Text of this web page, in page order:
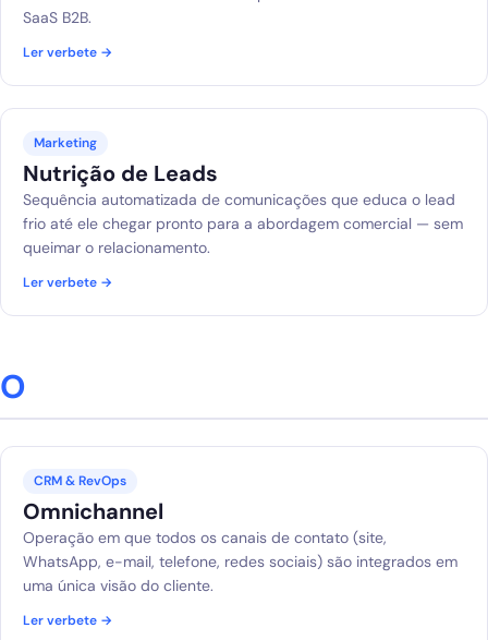
SaaS B2B.
Ler verbete →
Marketing
Nutrição de Leads
Sequência automatizada de comunicações que educa o lead
frio até ele chegar pronto para a abordagem comercial — sem
queimar o relacionamento.
Ler verbete →
O
CRM & RevOps
Omnichannel
Operação em que todos os canais de contato (site,
WhatsApp, e-mail, telefone, redes sociais) são integrados em
uma única visão do cliente.
Ler verbete →